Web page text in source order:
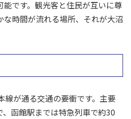
です。観光客と住民が互いに尊
時間が流れる場所、それが大沼
線が通る交通の要衝です。主要
函館駅までは特急列車で約30